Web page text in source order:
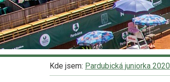
Kde jsem: Pardubická juniorka 2020